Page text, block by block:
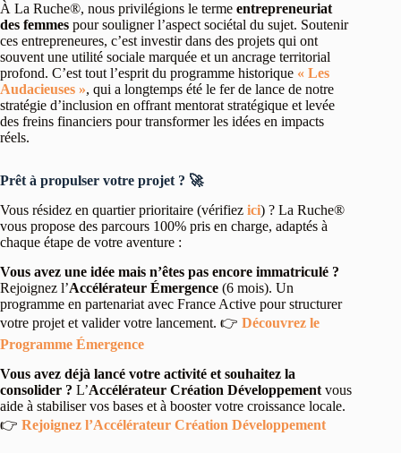
À La Ruche®, nous privilégions le terme entrepreneuriat
des femmes pour souligner l’aspect sociétal du sujet. Soutenir
ces entrepreneures, c’est investir dans des projets qui ont
souvent une utilité sociale marquée et un ancrage territorial
profond. C’est tout l’esprit du programme historique « Les
Audacieuses », qui a longtemps été le fer de lance de notre
stratégie d’inclusion en offrant mentorat stratégique et levée
des freins financiers pour transformer les idées en impacts
réels.
Prêt à propulser votre projet ? 🚀
Vous résidez en quartier prioritaire (vérifiez ici) ? La Ruche®
vous propose des parcours 100% pris en charge, adaptés à
chaque étape de votre aventure :
Vous avez une idée mais n’êtes pas encore immatriculé ?
Rejoignez l’Accélérateur Émergence (6 mois). Un
programme en partenariat avec France Active pour structurer
votre projet et valider votre lancement. 👉 Découvrez le
Programme Émergence
Vous avez déjà lancé votre activité et souhaitez la
consolider ? L’Accélérateur Création Développement vous
aide à stabiliser vos bases et à booster votre croissance locale.
👉 Rejoignez l’Accélérateur Création Développement